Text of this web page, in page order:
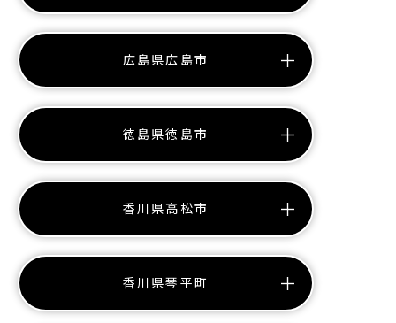
広島県広島市
徳島県徳島市
香川県高松市
香川県琴平町